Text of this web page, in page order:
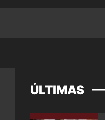
ÚLTIMAS